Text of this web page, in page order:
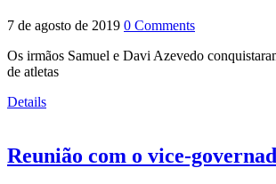
7 de agosto de 2019 0 Comments
Os irmãos Samuel e Davi Azevedo
de atletas
Details
Reunião com o vice-